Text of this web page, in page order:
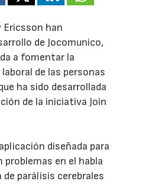
Ericsson han
de Jocomunico,
a fomentar la
de las personas
ha sido desarrollada
de la iniciativa Join
diseñada para
problemas en el habla
parálisis cerebrales